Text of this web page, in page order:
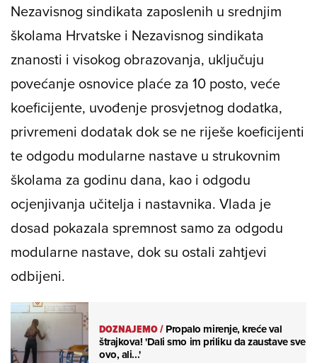
Nezavisnog sindikata zaposlenih u srednjim
školama Hrvatske i Nezavisnog sindikata
znanosti i visokog obrazovanja, uključuju
povećanje osnovice plaće za 10 posto, veće
koeficijente, uvođenje prosvjetnog dodatka,
privremeni dodatak dok se ne riješe koeficijenti
te odgodu modularne nastave u strukovnim
školama za godinu dana, kao i odgodu
ocjenjivanja učitelja i nastavnika. Vlada je
dosad pokazala spremnost samo za odgodu
modularne nastave, dok su ostali zahtjevi
odbijeni.
DOZNAJEMO/Propalo mirenje, kreće val
štrajkova! 'Dali smo im priliku da zaustave sve
ovo, ali...'